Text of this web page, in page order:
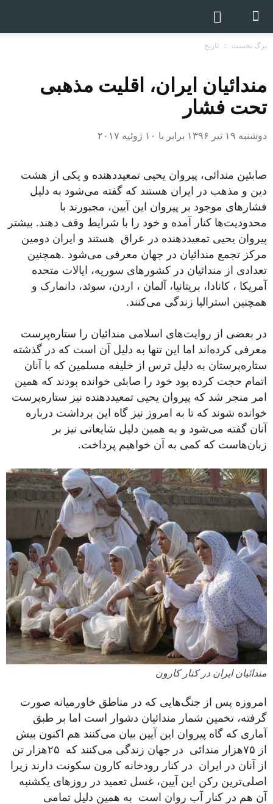
برگ نخست تاریخ
مندائیان ایران، اقلیت مذهبی
تحت فشار
دوشنبه ۱۹ تیر ۱۳۹۶ برابر با ۱۰ ژوئیه ۲۰۱۷
صابئین مندائی، پیروان یحیی تمعید‌دهنده و یکی از هشت
دین و مذهب در ایران هستند که گفته می‌شود به دلیل
فشارهای موجود بر پیروان این آیین، مجبورند با
محدودیت‌ها کنار آمده و خود را با شرایط وقف دهند. بیشتر
پیروان یحیی تمعیددهنده در عراق هستند و ایران دومین
مرکز تجمع مندائیان در جهان معرفی می‌شود .همچنین
تعدادی از مندائیان در کشورهای سوریه، ایالات متحده
آمریکا ، کانادا، بریتانیا، آلمان ، اردن، سوئد، دانمارک و
همچنین استرالیا زندگی می‌کنند.
در بعضی از روایت‌های اسلامی مندائیان را ستاره‌پرست
معرفی کرده‌اند اما این تنها به دلیل آن است که در گذشته
ستاره‌پرستان به دلیل ترس از خلیفه مسلمین که با آنان
اتمام حجت کرده بود خود را صابئی خوانده بودند که همین
امر منجر شد که پیروان یحیی تمعیددهنده نیز ستاره‌پرست
خوانده شوند که تا به امروز نیز گاه این برداشت درباره
آنان گفته می‌شود و به همین دلیل شایعاتی نیز بر
زبان‌‌هاست که کمی به آن خواهیم پرداخت.
مندائیان ایران در کنار کارون
امروزه پس از جنگ‌هایی که در مناطق خاورمیانه صورت
گرفته، تخمین شمار مندائیان دشوار است اما بر طبق
آماری که گاه پیروان این آیین بیان می‌کنند هم اکنون بیش
از ۷۵هزار مندائی در جهان زندگی می‌کنند که ۲۵هزار تن
از آنان در ایران در کنار رودخانه کارون سکونت دارند زیرا
اصلی‌ترین رکن این آیین، غسل تعمید در روزهای یکشنبه
آن هم در کنار آب روان است به همین دلیل تمامی